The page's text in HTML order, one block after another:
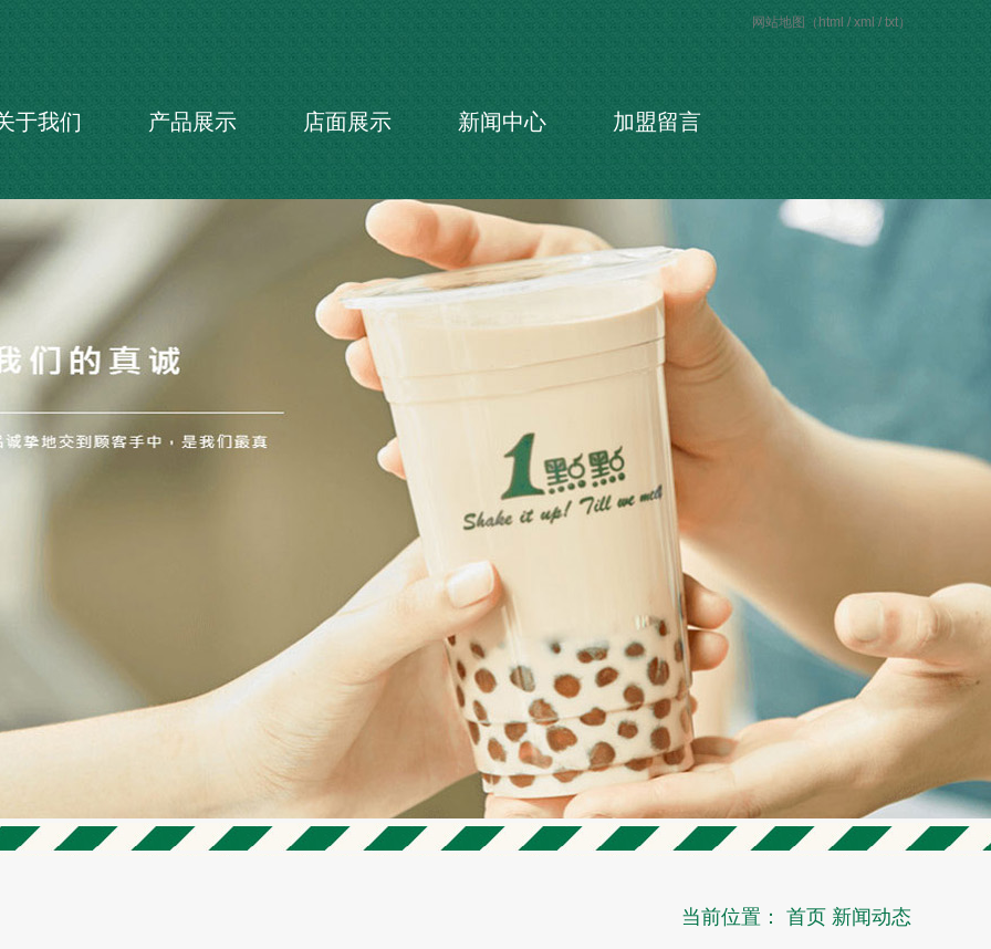
网站地图（ html / xml / txt）
于我们 产品展示 店面展示 新闻中心 加盟留言
当前位置： 首页 新闻动态